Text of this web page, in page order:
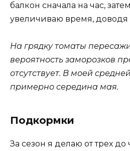
балкон сначала на час,
увеличиваю время, доводя
На грядку томаты
вероятность заморозков
отсутствует. В моей
примерно середина мая.
Подкормки
За сезон я делаю от трех